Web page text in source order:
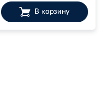
В корзину